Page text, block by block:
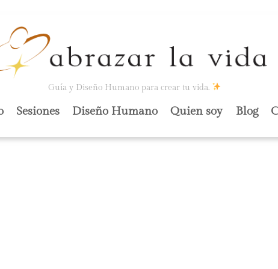
Guía y Diseño Humano para crear tu vida.
Sesiones Diseño Humano Quien soy Blog